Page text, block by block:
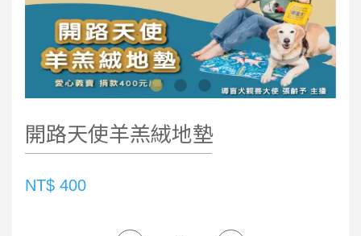
開路天使羊羔絨地墊
NT$ 400